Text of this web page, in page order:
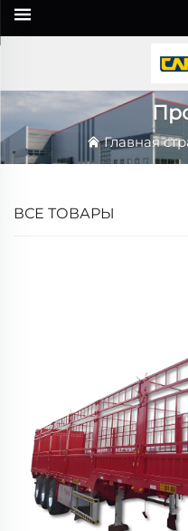
Главная
ВСЕ ТОВАРЫ